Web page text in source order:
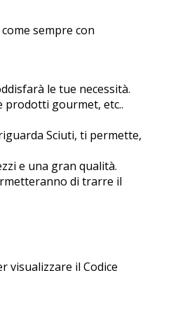
sempre con
le tue necessità.
prodotti gourmet, etc..
Sciuti, ti permette,
e una gran qualità.
di trarre il
visualizzare il Codice